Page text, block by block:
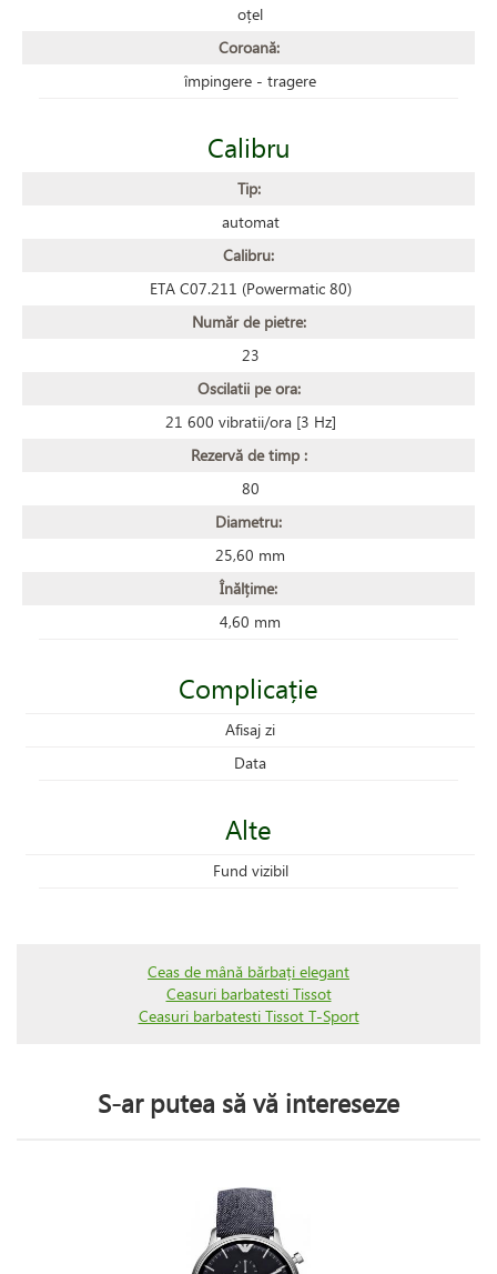
oțel
Coroană:
împingere - tragere
Calibru
Tip:
automat
Calibru:
ETA C07.211 (Powermatic 80)
Număr de pietre:
23
Oscilatii pe ora:
21 600 vibratii/ora [3 Hz]
Rezervă de timp :
80
Diametru:
25,60 mm
Înălțime:
4,60 mm
Complicație
Afisaj zi
Data
Alte
Fund vizibil
Ceas de mână bărbați elegant
Ceasuri barbatesti Tissot
Ceasuri barbatesti Tissot T-Sport
S-ar putea să vă intereseze